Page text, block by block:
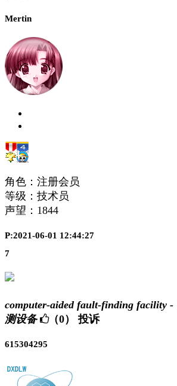
Mertin
角色：注册会员
等级：技术员
声望： 1844
P:2021-06-01 12:44:27
7
computer-aided fault-finding facility
测设备
（0） 投诉
615304295